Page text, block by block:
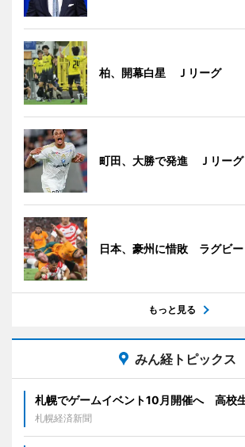
柏、開幕白星 Ｊリーグ
町田、大勝で発進 Ｊリーグ
日本、豪州に惜敗 ラグビー
もっと見る
みん経トピックス
札幌でゲームイベント10月開催へ 高校
札幌経済新聞